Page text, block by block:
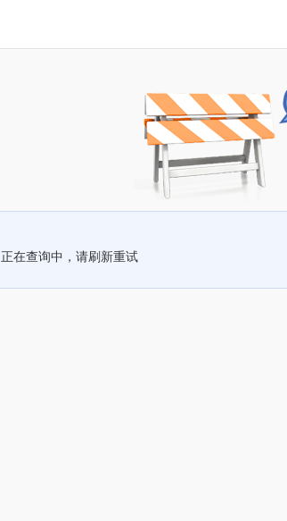
正在查询中，请刷新重试